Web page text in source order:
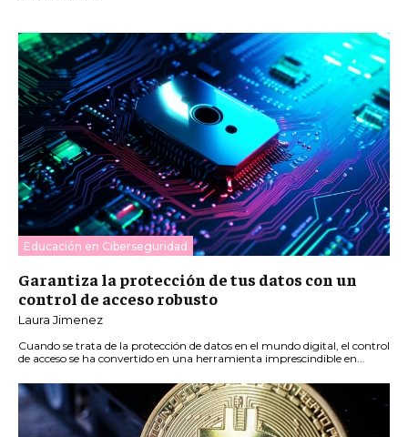
Educación en Ciberseguridad
Garantiza la protección de tus datos con un
control de acceso robusto
Laura Jimenez
Cuando se trata de la protección de datos en el mundo digital, el control
de acceso se ha convertido en una herramienta imprescindible en...